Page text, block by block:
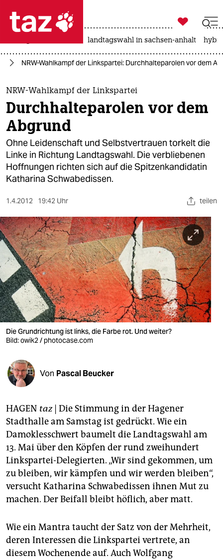
 taz zahl ich
taz zahl ich
themen
politik
öko
gesellschaft
kultur
sport
berlin
nord
wahrheit
verlag
verlag
veranstaltungen
fragen & hilfe
unterstützen
abo
genossenschaft
epaper login

taz zahl ich
landtagswahl in sachsen-anhalt
NRW-Wahlkampf der Linkspartei: Durchhalteparolen vor dem
NRW-Wahlkampf der Linkspartei
Durchhalteparolen vor dem
Abgrund
Ohne Leidenschaft und Selbstvertrauen torkelt die
Linke in Richtung Landtagswahl. Die verbliebenen
Hoffnungen richten sich auf die Spitzenkandidatin
Katharina Schwabedissen.
1.4.2012 19:42 Uhr teilen
Die Grundrichtung ist links, die Farbe rot. Und weiter?
Bild: owik2 / photocase.com
Von Pascal Beucker
HAGEN taz| Die Stimmung in der Hagener
Stadthalle am Samstag ist gedrückt. Wie ein
Damoklesschwert baumelt die Landtagswahl am
13. Mai über den Köpfen der rund zweihundert
Linkspartei-Delegierten. „Wir sind gekommen, um
zu bleiben, wir kämpfen und wir werden bleiben“,
versucht Katharina Schwabedissen ihnen Mut zu
machen. Der Beifall bleibt höflich, aber matt.
Wie ein Mantra taucht der Satz von der Mehrheit,
deren Interessen die Linkspartei vertrete, an
diesem Wochenende auf. Auch Wolfgang